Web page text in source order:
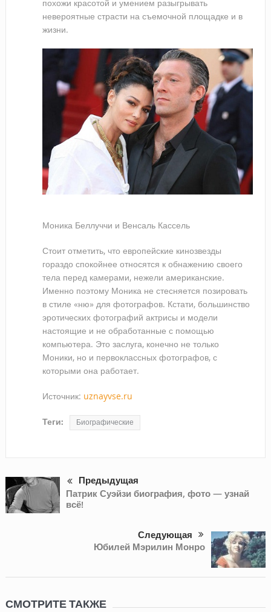
похожи красотой и умением разыгрывать
невероятные страсти на съемочной площадке и в
жизни.
Моника Беллуччи и Венсаль Кассель
Стоит отметить, что европейские кинозвезды
гораздо спокойнее относятся к обнажению своего
тела перед камерами, нежели американские.
Именно поэтому Моника не стесняется позировать
в стиле «ню» для фотографов. Кстати, большинство
эротических фотографий актрисы и модели
настоящие и не обработанные с помощью
компьютера. Это заслуга, конечно не только
Моники, но и первоклассных фотографов, с
которыми она работает.
Источник: uznayvse.ru
Теги: Биографические
Предыдущая
Патрик Суэйзи биография, фото — узнай
всё!
Следующая
Юбилей Мэрилин Монро
СМОТРИТЕ ТАКЖЕ